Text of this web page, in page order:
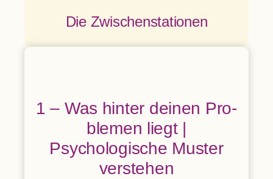
Die Zwi­schen­sta­tio­nen
1 – Was hin­ter dei­nen Pro­
ble­men liegt |
Psy­cho­lo­gi­sche Mus­ter
verstehen